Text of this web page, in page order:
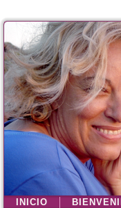
INICIO